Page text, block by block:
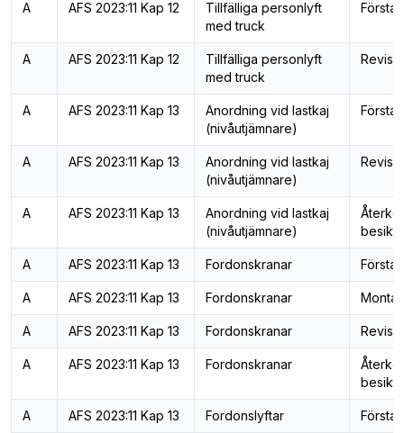
A AFS 2023:11 Kap 12
Tillfälliga personlyft
med truck
Första
A AFS 2023:11 Kap 12
Tillfälliga personlyft
med truck
A AFS 2023:11 Kap 13
Anordning vid lastkaj
(nivåutjämnare)
Första
A AFS 2023:11 Kap 13
Anordning vid lastkaj
(nivåutjämnare)
A AFS 2023:11 Kap 13
Anordning vid lastkaj
(nivåutjämnare)
A AFS 2023:11 Kap 13 Fordonskranar Första
A AFS 2023:11 Kap 13 Fordonskranar
A AFS 2023:11 Kap 13 Fordonskranar
A AFS 2023:11 Kap 13 Fordonskranar
A AFS 2023:11 Kap 13 Fordonslyftar Första